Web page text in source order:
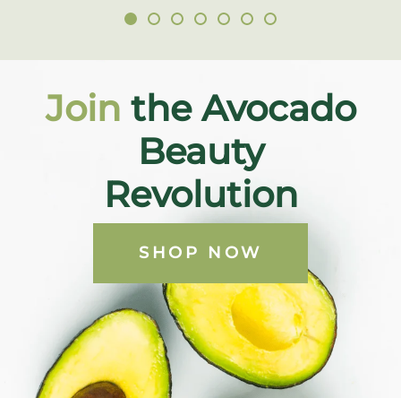
Join the Avocado
Beauty
Revolution
SHOP NOW